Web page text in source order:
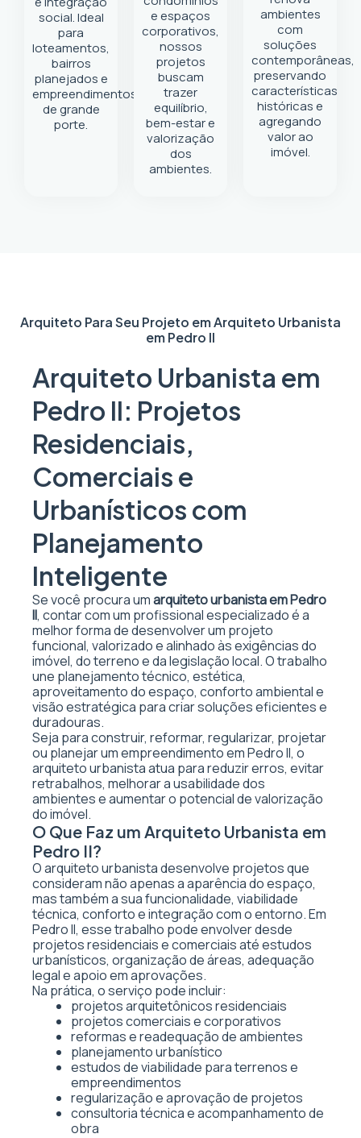
social. Ideal
para
loteamentos,
bairros
planejados e
empreendimentos
de grande
porte.
e espaços
corporativos,
nossos
projetos
buscam
trazer
equilíbrio,
bem-estar e
valorização
dos
ambientes.
ambientes
com
soluções
contemporâneas,
preservando
características
históricas e
agregando
valor ao
imóvel.
Arquiteto Para Seu Projeto emArquiteto Urbanista
em Pedro II
Arquiteto Urbanista em
Pedro II: Projetos
Residenciais,
Comerciais e
Urbanísticos com
Planejamento
Inteligente
Se você procura umarquiteto urbanista em Pedro
II, contar com um profissional especializado é a
melhor forma de desenvolver um projeto
funcional, valorizado e alinhado às exigências do
imóvel, do terreno e da legislação local. O trabalho
une planejamento técnico, estética,
aproveitamento do espaço, conforto ambiental e
visão estratégica para criar soluções eficientes e
duradouras.
Seja para construir, reformar, regularizar, projetar
ou planejar um empreendimento em Pedro II, o
arquiteto urbanista atua para reduzir erros, evitar
retrabalhos, melhorar a usabilidade dos
ambientes e aumentar o potencial de valorização
do imóvel.
O Que Faz um Arquiteto Urbanista em
Pedro II?
O arquiteto urbanista desenvolve projetos que
consideram não apenas a aparência do espaço,
mas também a sua funcionalidade, viabilidade
técnica, conforto e integração com o entorno. Em
Pedro II, esse trabalho pode envolver desde
projetos residenciais e comerciais até estudos
urbanísticos, organização de áreas, adequação
legal e apoio em aprovações.
Na prática, o serviço pode incluir:
projetos arquitetônicos residenciais
projetos comerciais e corporativos
reformas e readequação de ambientes
planejamento urbanístico
estudos de viabilidade para terrenos e
empreendimentos
regularização e aprovação de projetos
consultoria técnica e acompanhamento de
obra